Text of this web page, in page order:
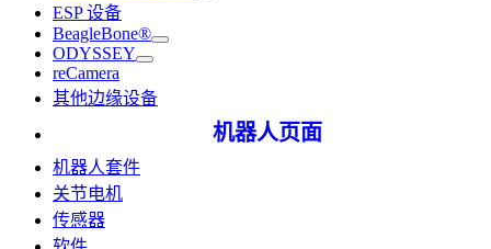
ESP 设备
BeagleBone®
ODYSSEY
reCamera
其他边缘设备
机器人页面
机器人套件
关节电机
传感器